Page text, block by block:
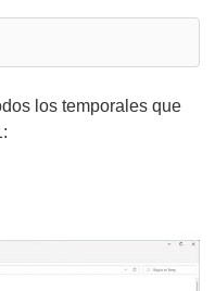
los temporales que